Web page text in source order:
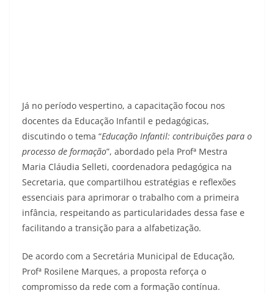
Já no período vespertino, a capacitação focou nos
docentes da Educação Infantil e pedagógicas,
discutindo o tema “Educação Infantil: contribuições para o
processo de formação”, abordado pela Profª Mestra
Maria Cláudia Selleti, coordenadora pedagógica na
Secretaria, que compartilhou estratégias e reflexões
essenciais para aprimorar o trabalho com a primeira
infância, respeitando as particularidades dessa fase e
facilitando a transição para a alfabetização.
De acordo com a Secretária Municipal de Educação,
Profª Rosilene Marques, a proposta reforça o
compromisso da rede com a formação contínua.